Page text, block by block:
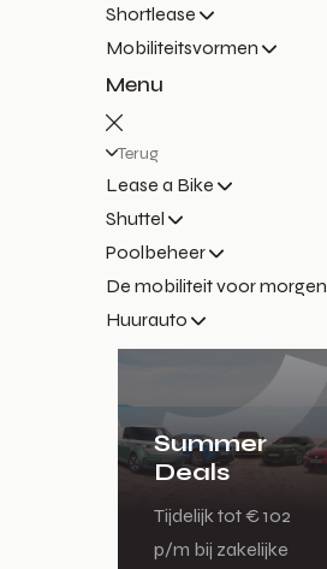
Shortlease
Mobiliteitsvormen
Menu
Terug
Lease a Bike
Shuttel
Poolbeheer
De mobiliteit voor morgen
Huurauto
Summer
Deals
Tijdelijk tot € 102
p/m bij zakelijke